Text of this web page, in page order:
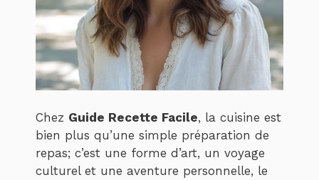
Chez Guide Recette Facile, la cuisine est
bien plus qu’une simple préparation de
repas; c’est une forme d’art, un voyage
culturel et une aventure personnelle, le